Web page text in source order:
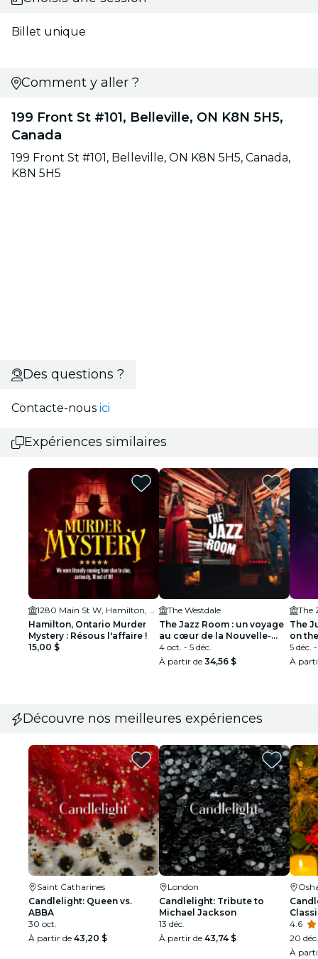
Billet unique
Comment y aller ?
199 Front St #101, Belleville, ON K8N 5H5,
Canada
199 Front St #101, Belleville, ON K8N 5H5, Canada,
K8N 5H5
Des questions ?
Contacte-nous ici
Expériences similaires
1280 Main St W, Hamilton, ON L8S 4L8, Canada
Hamilton, Ontario Murder
Mystery : Résous l'affaire !
15,00 $
The Westdale
The Jazz Room : un voyage
au cœur de la Nouvelle-
Orléans
4 oct. - 5 déc.
À partir de 34,56 $
The
The
on
5 déc.
À
Découvre nos meilleures expériences
Saint Catharines
Candlelight: Queen vs.
ABBA
30 oct.
À partir de 43,20 $
London
Candlelight: Tribute to
Michael Jackson
13 déc.
À partir de 43,74 $
4.6
20 déc.
À